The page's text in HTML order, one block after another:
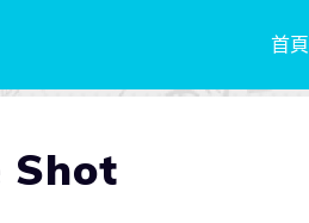
首頁
Shot